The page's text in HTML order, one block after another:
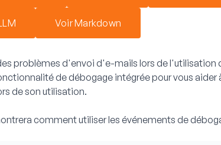
Voir Markdown
problèmes d'envoi d'e-mails lors de l'utilisation
de débogage intégrée pour vous aider
de son utilisation.
comment utiliser les événements de